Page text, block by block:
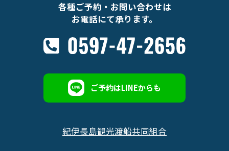
各種ご予約・お問い合わせは
お電話にて承ります。
ご予約はLINEからも
紀伊長島観光渡船共同組合